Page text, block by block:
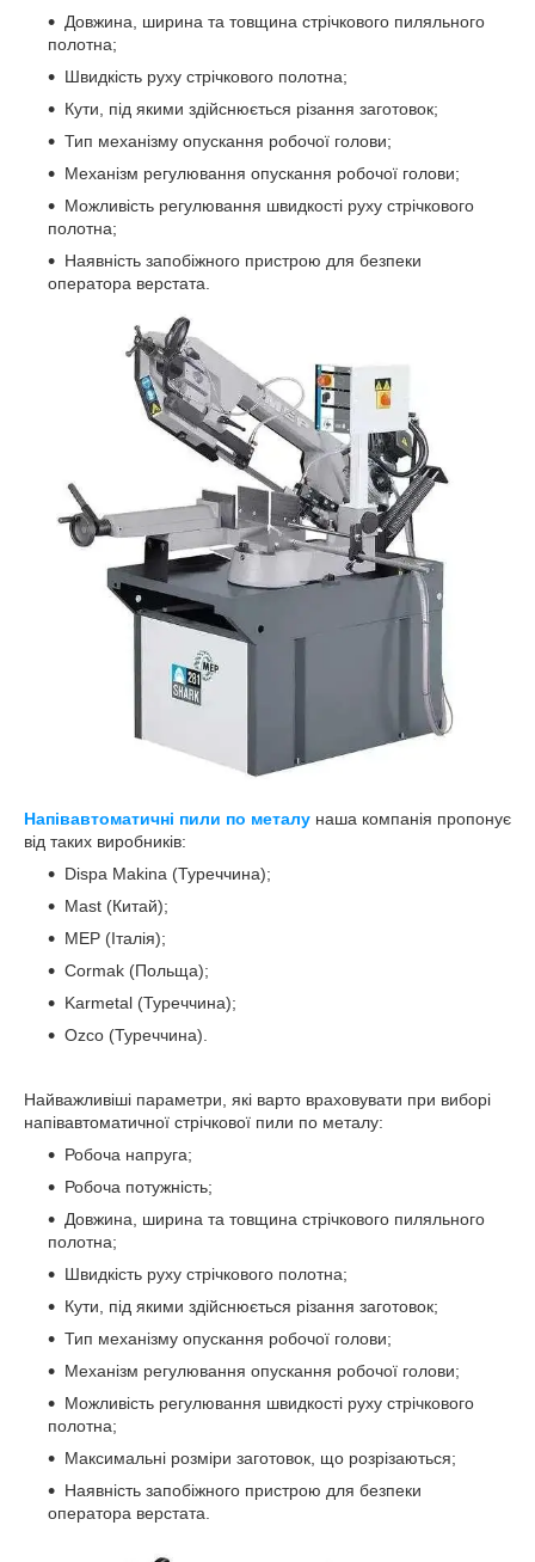
Довжина, ширина та товщина стрічкового пиляльного
полотна;
Швидкість руху стрічкового полотна;
Кути, під якими здійснюється різання заготовок;
Тип механізму опускання робочої голови;
Механізм регулювання опускання робочої голови;
Можливість регулювання швидкості руху стрічкового
полотна;
Наявність запобіжного пристрою для безпеки
оператора верстата.
Напівавтоматичні пили по металу наша компанія пропонує
від таких виробників:
Dispa Makina (Туреччина);
Mast (Китай);
MEP (Італія);
Cormak (Польща);
Karmetal (Туреччина);
Ozco (Туреччина).
Найважливіші параметри, які варто враховувати при виборі
напівавтоматичної стрічкової пили по металу:
Робоча напруга;
Робоча потужність;
Довжина, ширина та товщина стрічкового пиляльного
полотна;
Швидкість руху стрічкового полотна;
Кути, під якими здійснюється різання заготовок;
Тип механізму опускання робочої голови;
Механізм регулювання опускання робочої голови;
Можливість регулювання швидкості руху стрічкового
полотна;
Максимальні розміри заготовок, що розрізаються;
Наявність запобіжного пристрою для безпеки
оператора верстата.